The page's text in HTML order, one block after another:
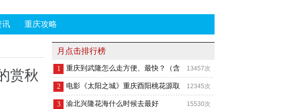
讯 重庆攻略
赏秋
月点击排行榜
1 重庆到武隆怎么走方便、最快？（含 13457次
2 电影《太阳之城》重庆酉阳桃花源取 12345次
3 渝北兴隆花海什么时候去最好 15530次